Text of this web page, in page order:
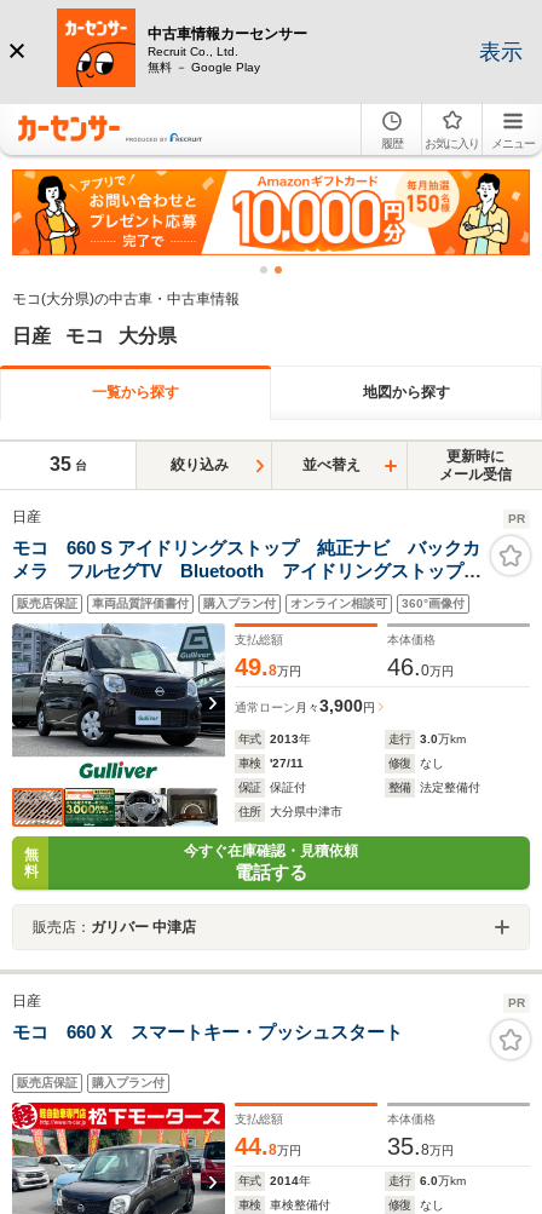
中古車情報カーセンサー
Recruit Co., Ltd.
無料 － Google Play
表示
履歴 お気に入り メニュー
モコ(大分県)の中古車・中古車情報
日産 モコ 大分県
一覧から探す 地図から探す
35 台 絞り込み 並べ替え
更新時に
メール受信
日産 PR
モコ 660 S アイドリングストップ 純正ナビ バックカ
メラ フルセグTV Bluetooth アイドリングストップ
スマートキー プッシュスタート ドアバイザー 純正
フロアマット ベンチシート パワーステアリング ダ
ブルエアバック スマートキー
販売店保証 車両品質評価書付 購入プラン付 オンライン相談可 360°画像付
支払総額
49.8万円
本体価格
46.0万円
通常ローン 月々3,900円
年式 2013年 走行 3.0万km
車検
'27/11 修復
なし
保証
保証付 整備
法定整備付
住所
大分県中津市
無
料
今すぐ在庫確認・見積依頼
電話する
販売店： ガリバー 中津店
日産 PR
モコ 660 X スマートキー・プッシュスタート
販売店保証 購入プラン付
支払総額
44.8万円
本体価格
35.8万円
年式 2014年 走行 6.0万km
車検
車検整備付 修復
なし